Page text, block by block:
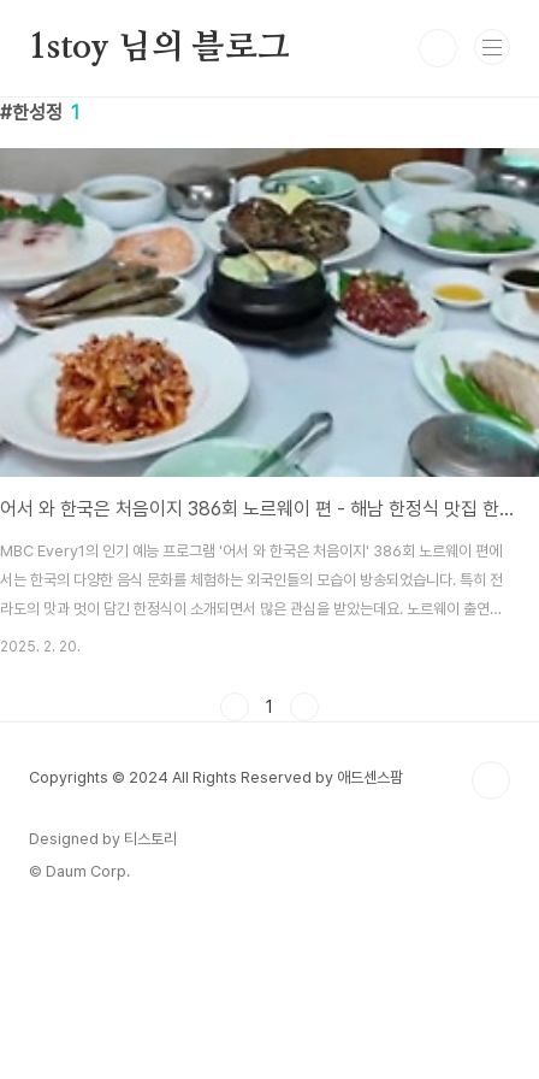
1stoy 님의 블로그
한성정 1
어서 와 한국은 처음이지 386회 노르웨이 편 - 해남 한정식 맛집 한성정 방문기
MBC Every1의 인기 예능 프로그램 '어서 와 한국은 처음이지' 386회 노르웨이 편에
서는 한국의 다양한 음식 문화를 체험하는 외국인들의 모습이 방송되었습니다. 특히 전
라도의 맛과 멋이 담긴 한정식이 소개되면서 많은 관심을 받았는데요. 노르웨이 출연진
이 방문한 전라도 한정식집은 바로 **해남에 위치한 '한성정'**입니다.한성정은 홍어삼
한 맛을 그대로 담아내는 곳..
2025. 2. 20.
1
Copyrights © 2024 All Rights Reserved by 애드센스팜
Designed by 티스토리
© Daum Corp.